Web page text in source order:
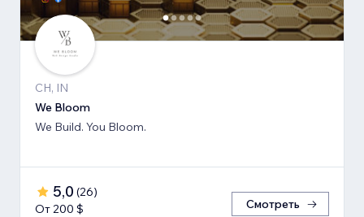
CH, IN
We Bloom
We Build. You Bloom.
5,0 (26)
От 200 $
Смотреть